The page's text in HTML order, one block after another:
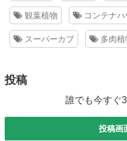
観葉植物 コンテナハ
スーパーカブ 多肉植
投稿
誰でも今すぐ
投稿画